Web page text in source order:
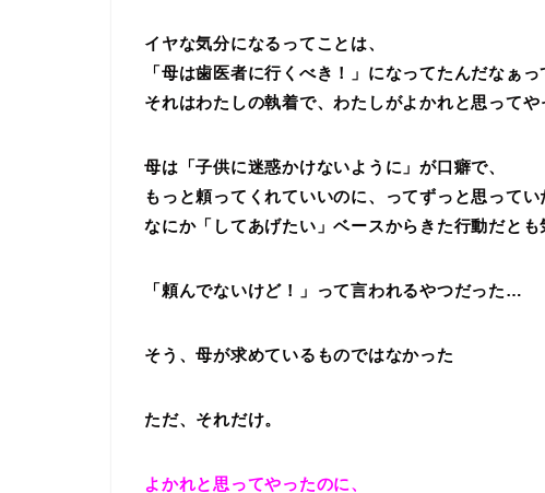
イヤな気分になるってことは、
「母は歯医者に行くべき！」になってたんだなぁ
それはわたしの執着で、わたしがよかれと思ってや
母は「子供に迷惑かけないように」が口癖で、
もっと頼ってくれていいのに、ってずっと思ってい
なにか「してあげたい」ベースからきた行動だとも
「頼んでないけど！」って言われるやつだった…
そう、母が求めているものではなかった
ただ、それだけ。
よかれと思ってやったのに、